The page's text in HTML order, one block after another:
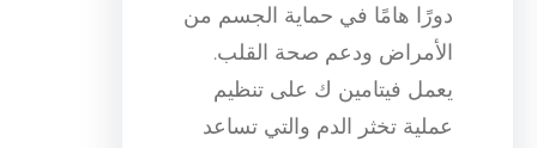
دورًا هامًا في حماية الجسم من
الأمراض ودعم صحة القلب.
يعمل فيتامين ك على تنظيم
عملية تخثر الدم والتي تساعد